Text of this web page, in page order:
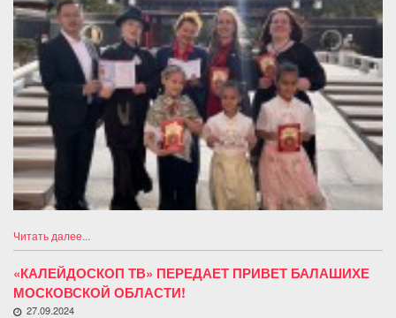
Читать далее...
«КАЛЕЙДОСКОП ТВ» ПЕРЕДАЕТ ПРИВЕТ БАЛАШИХЕ
МОСКОВСКОЙ ОБЛАСТИ!
27.09.2024